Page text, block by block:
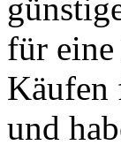
für
Käufen
und